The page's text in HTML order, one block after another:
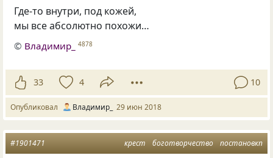
Где-то внутри, под кожей,
мы все абсолютно похожи…
© Владимир_ 4878
33 4 10
Опубликовал Владимир_ 29 июн 2018
крест боготворчество постановкп
#1901471